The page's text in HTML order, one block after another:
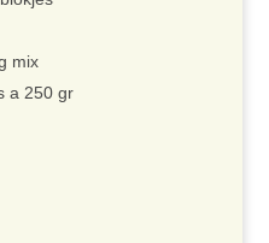
mix
a 250 gr